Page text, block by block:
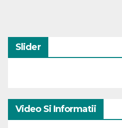
Slider
Video Si Informatii